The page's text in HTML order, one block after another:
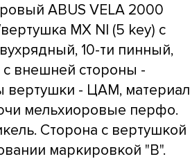
ABUS VELA 2000
MX NI (5 key) с
10-ти пинный,
с внешней стороны -
вертушки - ЦАМ, материал
мельхиоровые перфо.
Сторона с вертушкой
маркировкой "B".